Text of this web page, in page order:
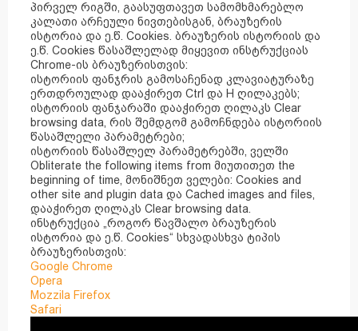
პირველ რიგში, გაასუფთავეთ სამომხმარებლო
კალათი არჩეული ნივთებისგან, ბრაუზერის
ისტორია და ე.წ. Cookies. ბრაუზერის ისტორიის და
ე.წ. Cookies წასაშლელად მიყევით ინსტრუქციას
Chrome-ის ბრაუზერისთვის:
ისტორიის ფანჯრის გამოსაჩენად კლავიატურაზე
ერთდროულად დააჭირეთ Ctrl და H ღილაკებს;
ისტორიის ფანჯარაში დააჭირეთ ღილაკს Clear
browsing data, რის შემდგომ გამოჩნდება ისტორიის
წასაშლელი პარამეტრები;
ისტორიის წასაშლელ პარამეტრებში, ველში
Obliterate the following items from მიუთითეთ the
beginning of time, მონიშნეთ ველები: Cookies and
other site and plugin data და Cached images and files,
დააჭირეთ ღილაკს Clear browsing data.
ინსტრუქცია „როგორ წავშალო ბრაუზერის
ისტორია და ე.წ. Cookies“ სხვადასხვა ტიპის
ბრაუზერისთვის:
Google Chrome
Opera
Mozzila Firefox
Safari